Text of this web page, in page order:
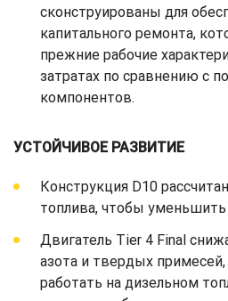
сконструированы для
капитального ремонта,
прежние рабочие
затратах по сравнению с
компонентов.
УСТОЙЧИВОЕ РАЗВИТИЕ
Конструкция D10
топлива, чтобы
Двигатель Tier 4 Final
азота и твердых
работать на дизельном